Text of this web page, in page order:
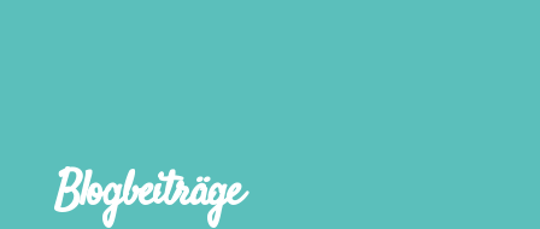
Blogbeiträge